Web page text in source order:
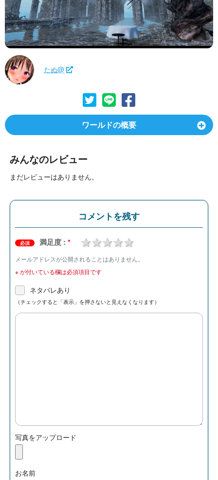
たぬ@
ワールドの概要
みんなのレビュー
まだレビューはありません。
コメントを残す
必須 満足度 : * 4 stars
3 stars
2 stars
1 star
メールアドレスが公開されることはありません。
※が付いている欄は必須項目です
ネタバレあり
（チェックすると「表示」を押さないと見えなくなります）
写真をアップロード
お名前